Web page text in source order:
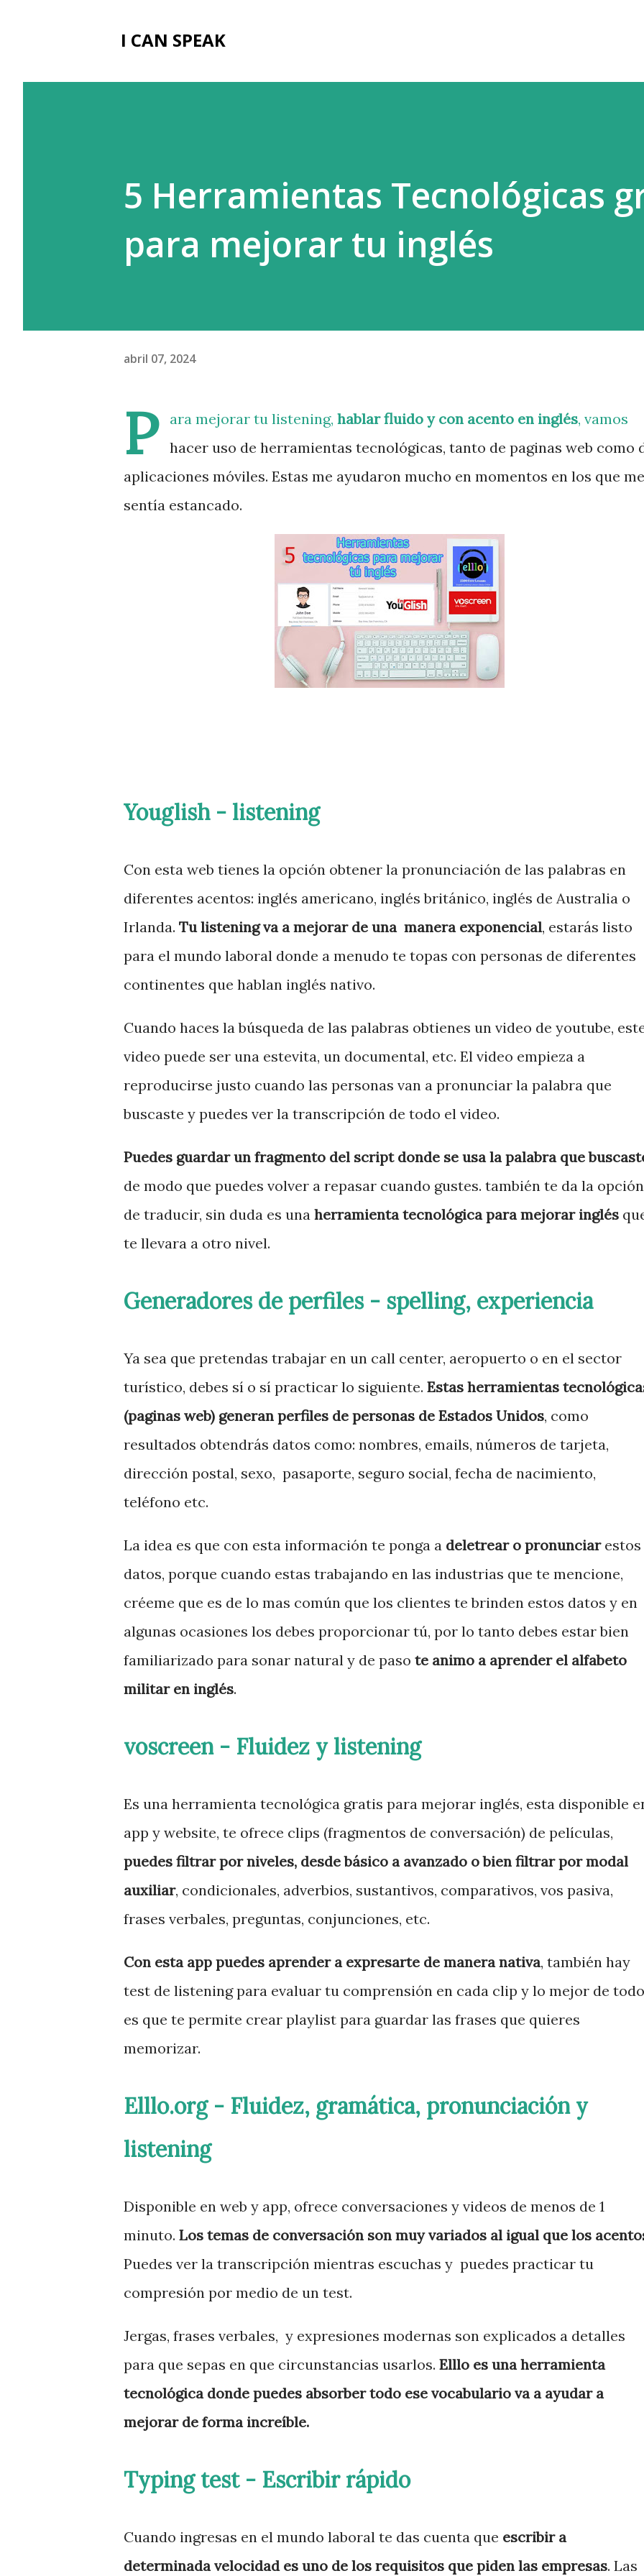
I CAN SPEAK
5 Herramientas Tecnológicas
para mejorar tu inglés
abril 07, 2024
P ara mejorar tu listening, hablar fluido y con acento en inglés, vamos
hacer uso de herramientas tecnológicas, tanto de paginas web como
aplicaciones móviles. Estas me ayudaron mucho en momentos en los que me
sentía estancado.
Youglish - listening
Con esta web tienes la opción obtener la pronunciación de las palabras en
diferentes acentos: inglés americano, inglés británico, inglés de Australia o
Irlanda. Tu listening va a mejorar de una manera exponencial, estarás listo
para el mundo laboral donde a menudo te topas con personas de diferentes
continentes que hablan inglés nativo.
Cuando haces la búsqueda de las palabras obtienes un video de youtube,
video puede ser una estevita, un documental, etc. El video empieza a
reproducirse justo cuando las personas van a pronunciar la palabra que
buscaste y puedes ver la transcripción de todo el video.
Puedes guardar un fragmento del script donde se usa la palabra que
de modo que puedes volver a repasar cuando gustes. también te da la opción
de traducir, sin duda es una herramienta tecnológica para mejorar inglés
te llevara a otro nivel.
Generadores de perfiles - spelling, experiencia
Ya sea que pretendas trabajar en un call center, aeropuerto o en el sector
turístico, debes sí o sí practicar lo siguiente. Estas herramientas
(paginas web) generan perfiles de personas de Estados Unidos, como
resultados obtendrás datos como: nombres, emails, números de tarjeta,
dirección postal, sexo, pasaporte, seguro social, fecha de nacimiento,
teléfono etc.
La idea es que con esta información te ponga a deletrear o pronunciarestos
datos, porque cuando estas trabajando en las industrias que te mencione,
créeme que es de lo mas común que los clientes te brinden estos datos y en
algunas ocasiones los debes proporcionar tú, por lo tanto debes estar bien
familiarizado para sonar natural y de paso te animo a aprender el alfabeto
militar en inglés.
voscreen - Fluidez y listening
Es una herramienta tecnológica gratis para mejorar inglés, esta disponible
app y website, te ofrece clips (fragmentos de conversación) de películas,
puedes filtrar por niveles, desde básico a avanzado o bien filtrar por modal
auxiliar, condicionales, adverbios, sustantivos, comparativos, vos pasiva,
frases verbales, preguntas, conjunciones, etc.
Con esta app puedes aprender a expresarte de manera nativa, también hay
test de listening para evaluar tu comprensión en cada clip y lo mejor de todo
es que te permite crear playlist para guardar las frases que quieres
memorizar.
Elllo.org - Fluidez, gramática, pronunciación y
listening
Disponible en web y app, ofrece conversaciones y videos de menos de 1
minuto. Los temas de conversación son muy variados al igual que los
Puedes ver la transcripción mientras escuchas y puedes practicar tu
compresión por medio de un test.
Jergas, frases verbales, y expresiones modernas son explicados a detalles
para que sepas en que circunstancias usarlos. Elllo es una herramienta
tecnológica donde puedes absorber todo ese vocabulario va a ayudar a
mejorar de forma increíble.
Typing test - Escribir rápido
Cuando ingresas en el mundo laboral te das cuenta que escribir a
determinada velocidad es uno de los requisitos que piden las empresas. Las